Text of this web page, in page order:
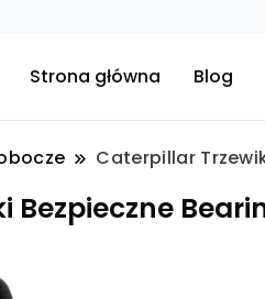
Strona główna Blog
Caterpillar